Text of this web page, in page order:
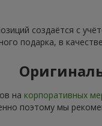
создаётся с
подарка, в
на корпоративных
поэтому мы